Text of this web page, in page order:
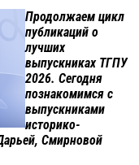
Продолжаем цикл
публикаций о
лучших
выпускниках ТГПУ
2026. Сегодня
познакомимся с
выпускниками
историко-
Смирновой